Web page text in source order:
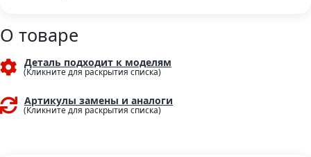
О товаре
Деталь подходит к моделям
Артикулы замены и аналоги